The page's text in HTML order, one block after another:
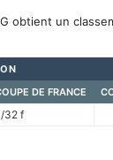
obtient un
DE FRANCE
32 f